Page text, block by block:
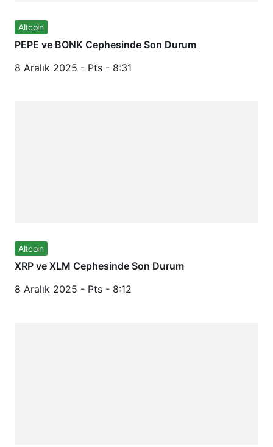
Altcoin
PEPE ve BONK Cephesinde Son Durum
8 Aralık 2025 - Pts - 8:31
Altcoin
XRP ve XLM Cephesinde Son Durum
8 Aralık 2025 - Pts - 8:12